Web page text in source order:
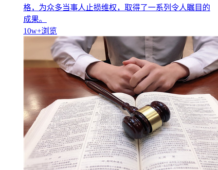
格，为众多当事人止损维权，取得了一系列令人瞩目的
成果。
10w+浏览